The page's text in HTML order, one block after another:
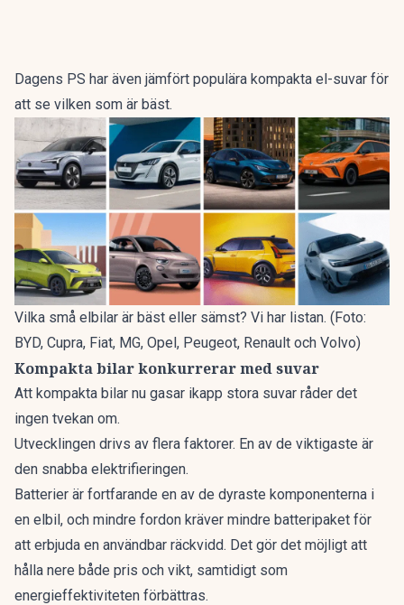
Dagens PS har även jämfört populära kompakta el-suvar för
att se vilken som är bäst.
Vilka små elbilar är bäst eller sämst? Vi har listan. (Foto:
BYD, Cupra, Fiat, MG, Opel, Peugeot, Renault och Volvo)
Kompakta bilar konkurrerar med suvar
Att kompakta bilar nu gasar ikapp stora suvar råder det
ingen tvekan om.
Utvecklingen drivs av flera faktorer. En av de viktigaste är
den snabba elektrifieringen.
Batterier är fortfarande en av de dyraste komponenterna i
en elbil, och mindre fordon kräver mindre batteripaket för
att erbjuda en användbar räckvidd. Det gör det möjligt att
hålla nere både pris och vikt, samtidigt som
energieffektiviteten förbättras.